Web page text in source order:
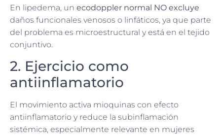
En lipedema, un ecodoppler normal NO excluye
daños funcionales venosos o linfáticos, ya que parte
del problema es microestructural y está en el tejido
conjuntivo.
2. Ejercicio como
antiinflamatorio
El movimiento activa mioquinas con efecto
antiinflamatorio y reduce la subinflamación
sistémica, especialmente relevante en mujeres